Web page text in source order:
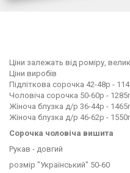
Ціни залежать від роміру,
Ціни виробів
Підліткова сорочка 42-48р -
Чоловіча сорочка 50-60р -
Жіноча блузка д/р 36-44р -
Жіноча блузка д/р 46-62р -
Сорочка чоловіча вишита
Рукав - довгий
розмір "Український" 50-60